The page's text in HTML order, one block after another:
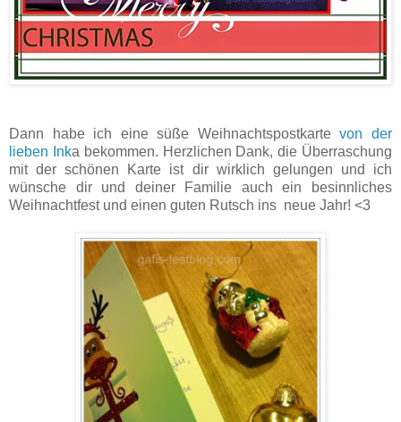
Dann habe ich eine süße Weihnachtspostkartevon der
lieben Inka bekommen. Herzlichen Dank, die Überraschung
mit der schönen Karte ist dir wirklich gelungen und ich
wünsche dir und deiner Familie auch ein besinnliches
Weihnachtfest und einen guten Rutsch ins neue Jahr! <3